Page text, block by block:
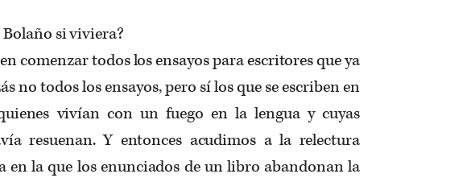
si viviera?
comenzar todos los ensayos para escritores que ya
no todos los ensayos, pero sí los que se escriben en
vivían con un fuego en la lengua y cuyas
resuenan. Y entonces acudimos a la relectura
en la que los enunciados de un libro abandonan la